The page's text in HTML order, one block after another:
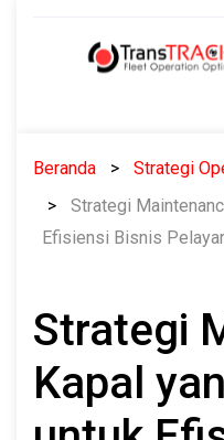
Beranda
Strategi
Strategi
Efisiensi Bisnis
Strategi
Kapal